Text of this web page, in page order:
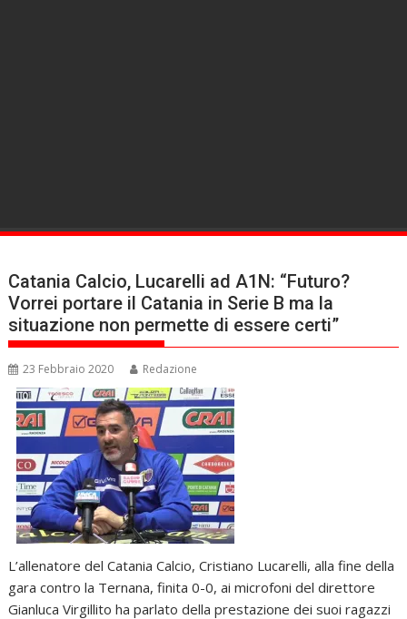
Catania Calcio, Lucarelli ad A1N: “Futuro?
Vorrei portare il Catania in Serie B ma la
situazione non permette di essere certi”
23 Febbraio 2020 Redazione
L’allenatore del Catania Calcio, Cristiano Lucarelli, alla fine della
gara contro la Ternana, finita 0-0, ai microfoni del direttore
Gianluca Virgillito ha parlato della prestazione dei suoi ragazzi